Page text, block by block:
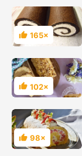
Hodnocení
165×
Hodnocení
102×
Hodnocení
98×